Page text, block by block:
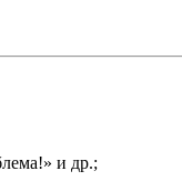
и др.;